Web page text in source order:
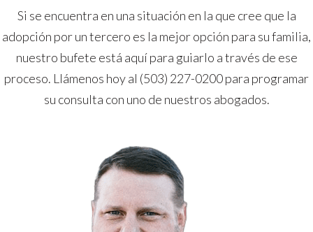
Si se encuentra en una situación en la que cree que la
adopción por un tercero es la mejor opción para su familia,
nuestro bufete está aquí para guiarlo a través de ese
proceso. Llámenos hoy al (503) 227-0200 para programar
su consulta con uno de nuestros abogados.